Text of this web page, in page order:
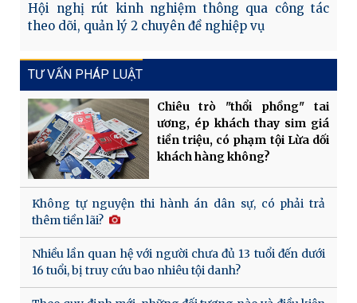
Hội nghị rút kinh nghiệm thông qua công tác
theo dõi, quản lý 2 chuyên đề nghiệp vụ
TƯ VẤN PHÁP LUẬT
Chiêu trò "thổi phồng" tai
ương, ép khách thay sim giá
tiền triệu, có phạm tội Lừa dối
khách hàng không?
Không tự nguyện thi hành án dân sự, có phải trả
thêm tiền lãi?
Nhiều lần quan hệ với người chưa đủ 13 tuổi đến dưới
16 tuổi, bị truy cứu bao nhiêu tội danh?